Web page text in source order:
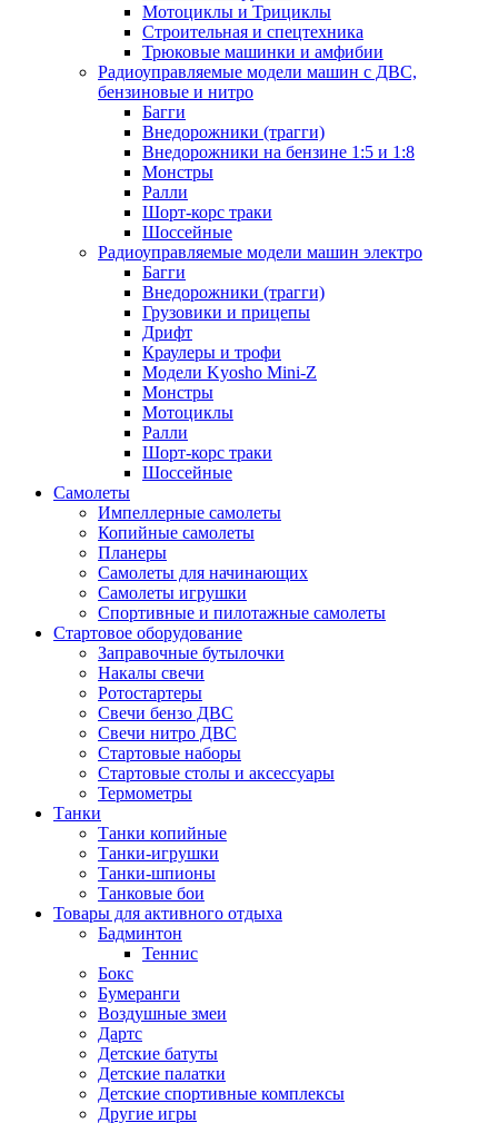
Мотоциклы и Трициклы
Строительная и спецтехника
Трюковые машинки и амфибии
Радиоуправляемые модели машин с ДВС,
бензиновые и нитро
Багги
Внедорожники (трагги)
Внедорожники на бензине 1:5 и 1:8
Монстры
Ралли
Шорт-корс траки
Шоссейные
Радиоуправляемые модели машин электро
Багги
Внедорожники (трагги)
Грузовики и прицепы
Дрифт
Краулеры и трофи
Модели Kyosho Mini-Z
Монстры
Мотоциклы
Ралли
Шорт-корс траки
Шоссейные
Самолеты
Импеллерные самолеты
Копийные самолеты
Планеры
Самолеты для начинающих
Самолеты игрушки
Спортивные и пилотажные самолеты
Стартовое оборудование
Заправочные бутылочки
Накалы свечи
Ротостартеры
Свечи бензо ДВС
Свечи нитро ДВС
Стартовые наборы
Стартовые столы и аксессуары
Термометры
Танки
Танки копийные
Танки-игрушки
Танки-шпионы
Танковые бои
Товары для активного отдыха
Бадминтон
Теннис
Бокс
Бумеранги
Воздушные змеи
Дартс
Детские батуты
Детские палатки
Детские спортивные комплексы
Другие игры